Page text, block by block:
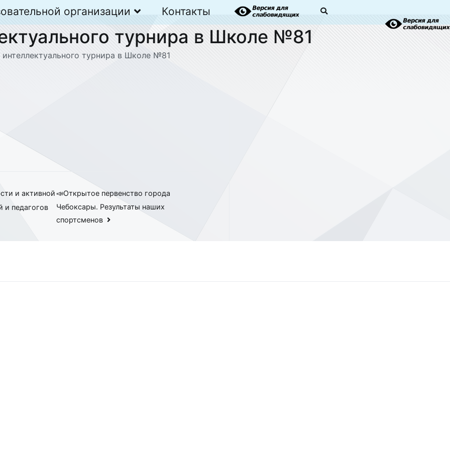
организации Контакты
турнира в Школе №81
турнира в Школе №81
и активной
и педагогов
📣Открытое первенство города
Чебоксары. Результаты наших
спортсменов